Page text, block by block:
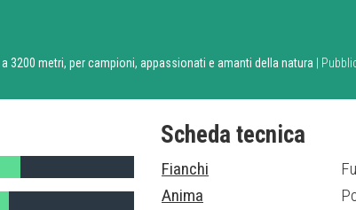
3200 metri, per campioni, appassionati e amanti della natura |
Scheda tecnica
Fianchi
Anima